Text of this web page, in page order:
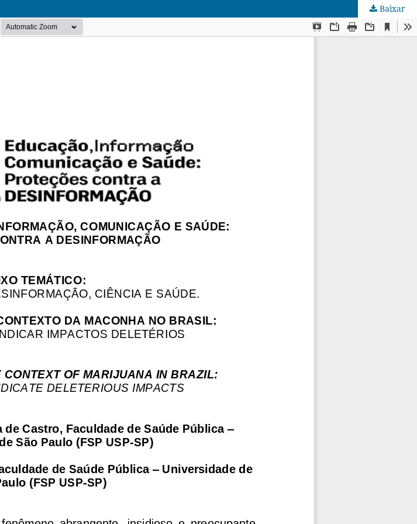
Baixar